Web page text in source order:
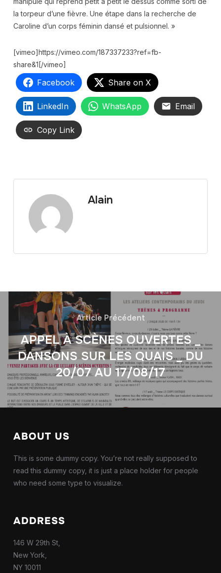
la torpeur d’une fièvre. Une étape dans la recherche de
Caroline d’un corps féminin dansé et pulsionnel. »
[vimeo]https://vimeo.com/187337233?ref=fb-
share&1[/vimeo]
Facebook Share on X
LinkedIn WhatsApp Email
Copy Link
Alain
Article Précédent
APPEL À SCÈNES OUVERTES _
DANSONS SUR LES QUAIS _ DU
20/07 AU 17/08/17
ABOUT US
This is some dummy copy. You’re not really supposed to
read this dummy copy, it is just a place holder for people
who need some type to visualize.
ADDRESS
146 W 29th St,
New York,
NY 10011